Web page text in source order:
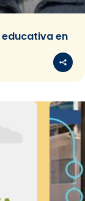
educativa en